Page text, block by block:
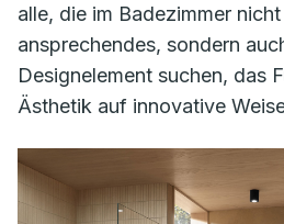
alle, die im Badezimmer
ansprechendes, sondern
Designelement suchen, das
Ästhetik auf innovative